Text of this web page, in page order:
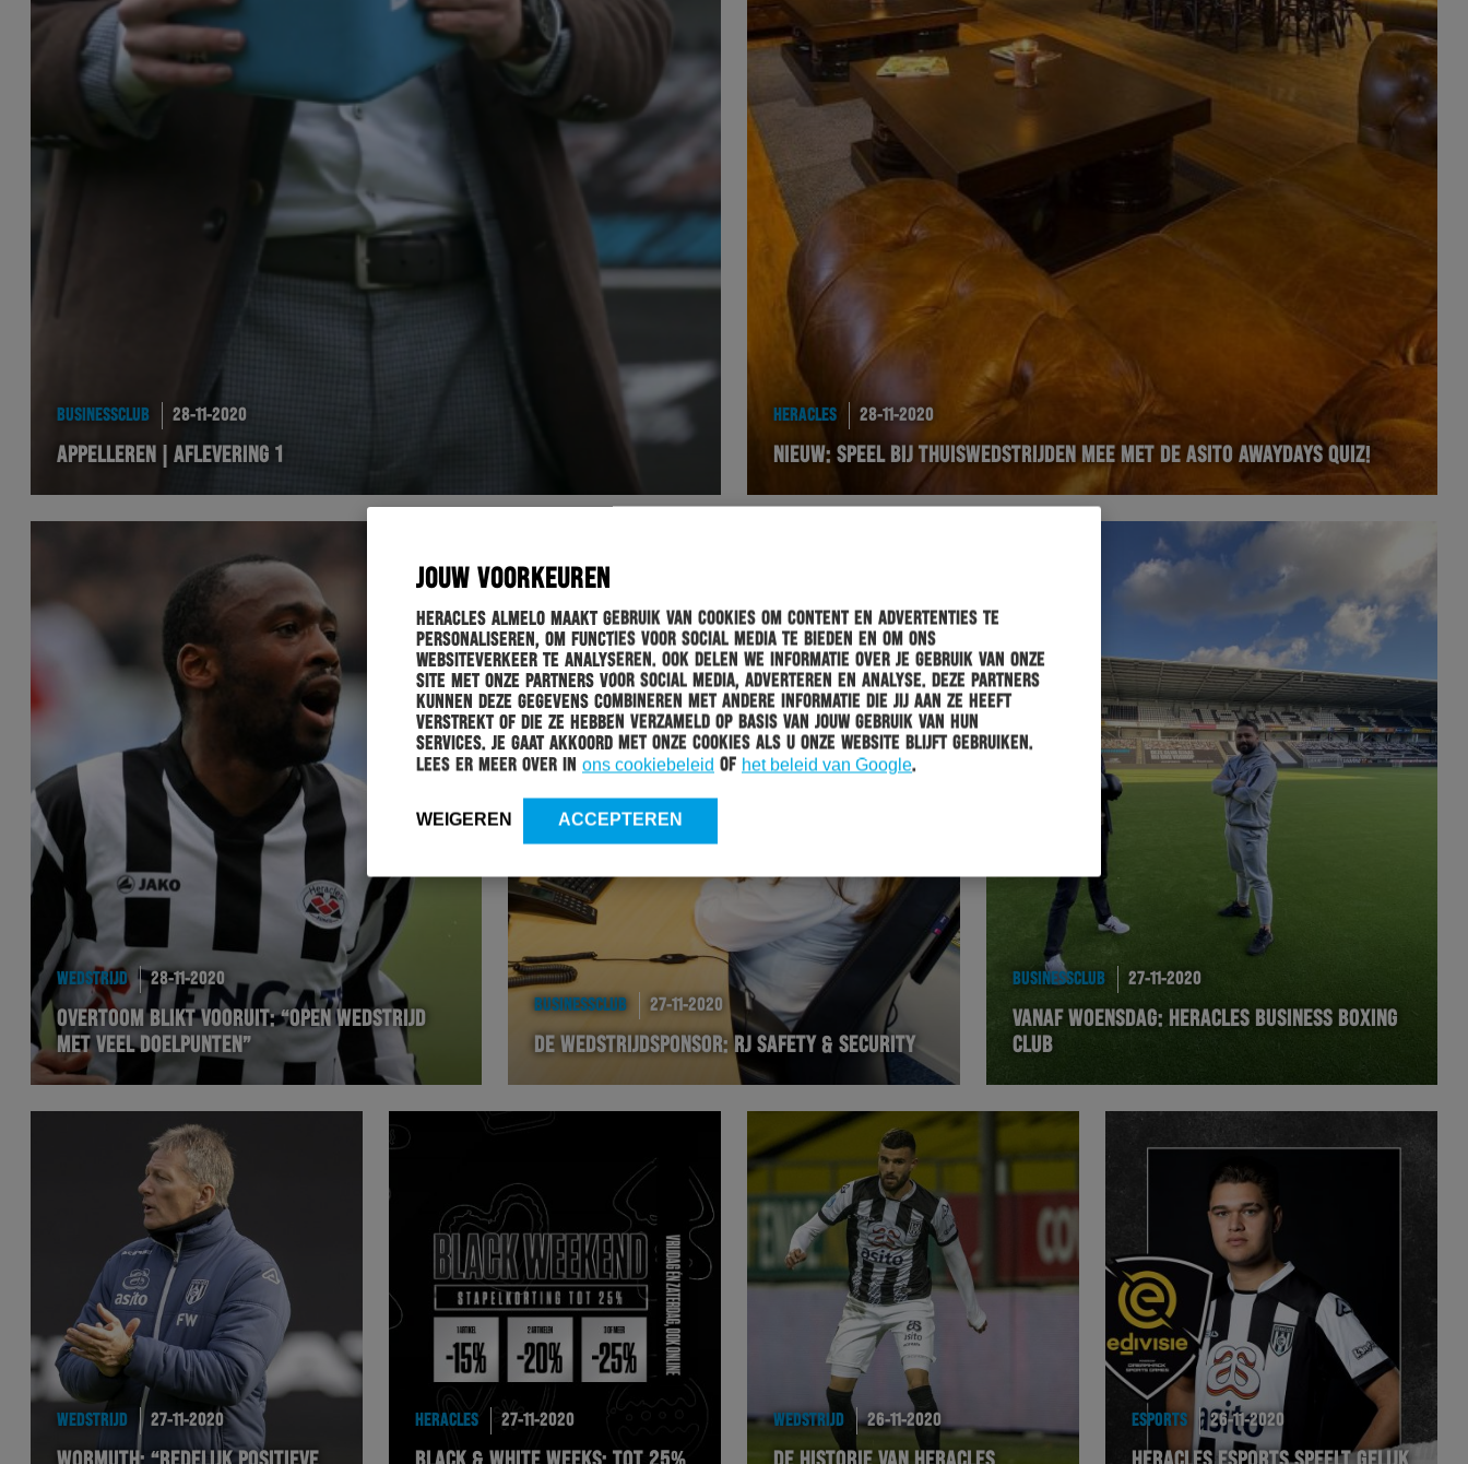
JOUW VOORKEUREN
Heracles Almelo maakt gebruik van cookies om content en advertenties te
personaliseren, om functies voor social media te bieden en om ons
websiteverkeer te analyseren. Ook delen we informatie over je gebruik van onze
site met onze partners voor social media, adverteren en analyse. Deze partners
kunnen deze gegevens combineren met andere informatie die jij aan ze heeft
verstrekt of die ze hebben verzameld op basis van jouw gebruik van hun
services. Je gaat akkoord met onze cookies als u onze website blijft gebruiken.
Lees er meer over in ons cookiebeleid of het beleid van Google.
WEIGEREN ACCEPTEREN
BUSINESSCLUB 28-11-2020
APPELLEREN | AFLEVERING 1
HERACLES 28-11-2020
NIEUW: SPEEL BIJ THUISWEDSTRIJDEN MEE MET DE ASITO AWAYDAYS QUIZ!
WEDSTRIJD 28-11-2020
OVERTOOM BLIKT VOORUIT: “OPEN WEDSTRIJD
MET VEEL DOELPUNTEN”
BUSINESSCLUB 27-11-2020
DE WEDSTRIJDSPONSOR: RJ SAFETY & SECURITY
BUSINESSCLUB 27-11-2020
VANAF WOENSDAG: HERACLES BUSINESS BOXING
CLUB
WEDSTRIJD 27-11-2020 HERACLES 27-11-2020 WEDSTRIJD 26-11-2020 ESPORTS 26-11-2020